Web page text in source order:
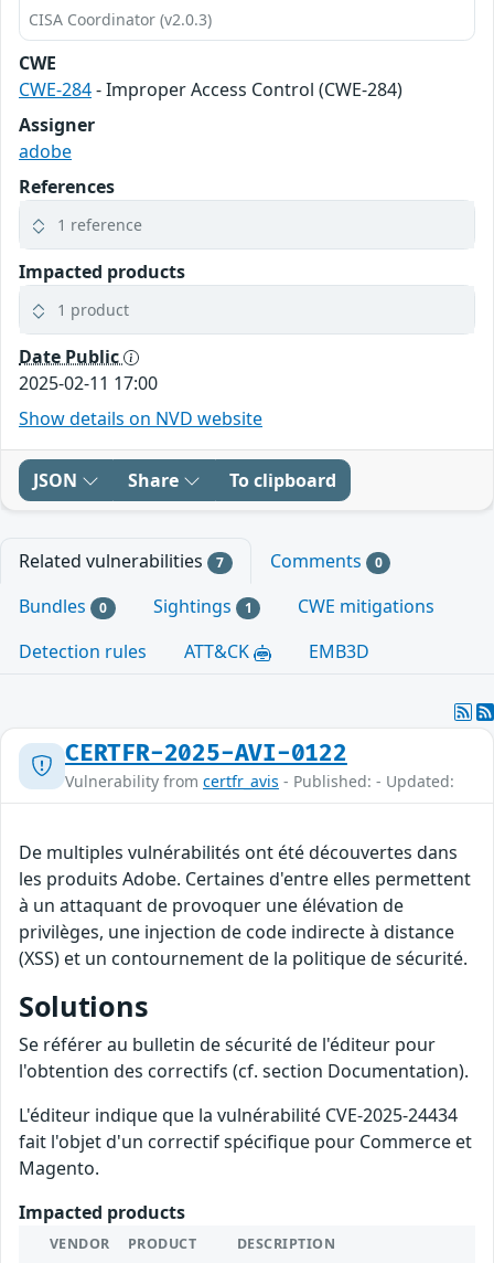
CISA Coordinator (v2.0.3)
CWE
CWE-284- Improper Access Control (CWE-284)
Assigner
adobe
References
1 reference
Impacted products
1 product
Date Public
2025-02-11 17:00
Show details on NVD website
JSON Share To clipboard
Related vulnerabilities 7 Comments 0
Bundles 0 Sightings 1
CWE mitigations
Detection rules
ATT&CK EMB3D
CERTFR-2025-AVI-0122
Vulnerability from certfr_avis - Published: - Updated:
De multiples vulnérabilités ont été découvertes dans
les produits Adobe. Certaines d'entre elles permettent
à un attaquant de provoquer une élévation de
privilèges, une injection de code indirecte à distance
(XSS) et un contournement de la politique de sécurité.
Solutions
Se référer au bulletin de sécurité de l'éditeur pour
l'obtention des correctifs (cf. section Documentation).
L'éditeur indique que la vulnérabilité CVE-2025-24434
fait l'objet d'un correctif spécifique pour Commerce et
Magento.
Impacted products
VENDOR PRODUCT DESCRIPTION